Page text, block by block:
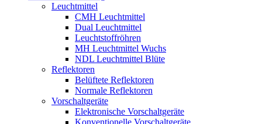
Leuchtmittel
CMH Leuchtmittel
Dual Leuchtmittel
Leuchtstoffröhren
MH Leuchtmittel Wuchs
NDL Leuchtmittel Blüte
Reflektoren
Belüftete Reflektoren
Normale Reflektoren
Vorschaltgeräte
Elektronische Vorschaltgeräte
Konventionelle Vorschaltgeräte